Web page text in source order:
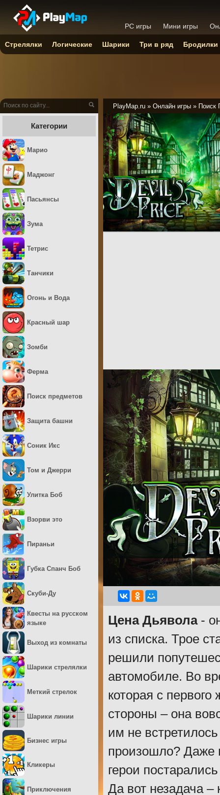
PlayMap.ru » Онлайн игры » Поиск
Цена Дьявола-
из списка. Трое
решили
автомобиле. Во
которая с
стороны – она
им не
произошло? Даже
герои
Да вот незадача
Категории
Марио
Маджонг
Пасьянсы
Зума
Тетрис
Танчики
Огонь и Вода
Красный шар
Зомби
Ферма
Поиск предметов
Защита башни
Соник Икс
Том и Джерри
Улитка Боб
Взорви это
Пираньи
Губка Спанч Боб
Скуби-Ду
Квесты на русском
языке
Выход из комнаты
Шарики стрелялки
Меткий стрелок
Шарики линии
Бизнес игры
Кликеры
Приключения
PC игры Мини игры
Стрелялки Логические Шарики Три в ряд Бродилки